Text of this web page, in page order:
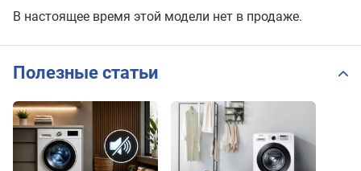
В настоящее время этой модели нет в продаже.
Полезные статьи